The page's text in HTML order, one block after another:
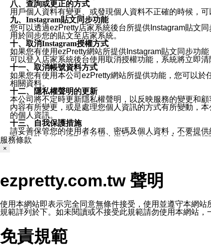
八、查詢或更正的方式
用戶個人資料有變更、或發現個人資料不正確的時候，
九、Instagram貼文同步功能
您可以透過ezPretty店家系統後台所提供Instagram貼文
用於同步您的貼文至店家系統。
十、取消Instagram授權方式
如果您有使用ezPretty網站所提供Instagram貼文同步功
可以登入店家系統後台使用取消授權功能，系統將立即
十一、取消帳號資料方式
如果您有使用本公司ezPretty網站所提供功能，您可以
相關資料。
十二、隱私權聲明的更新
本公司將不定時更新隱私權聲明，以反映服務的變更和
內容有所變更，或是處理您個人資訊的方式有所變動，
的個人資訊。
十三、自我保護措施
請妥善保管您的使用者名稱、密碼及個人資料，不要提
窗，以防止他人讀取您的個人資料、信件或進入所機關管
本公司/本服務將以通知型訊息傳送重要訊息給您。即使
本公司/本服務傳送之通知型訊息以對您有效且重要的訊
2.該 LINE 帳號已在 LINE APP 設定中，同意接收通知型
3.LINE 帳號未封鎖傳送訊息之 LINE 官方帳號。
欲變更通知型訊息的設定，操作如下：
1.點選「主頁」＞「設定」
2.點選「隱私設定」
3.點選「提供使用資料」
服務條款
×
ezpretty.com.tw 聲明
使用本網站即表示完全同意無條件接受，使用並遵守本網
規範詳列於下。如未閱讀或不接受此規範請勿使用本網站
免責規範